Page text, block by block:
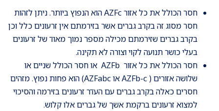
חסר הכולל את כל אזור AZFc הוא הנפוץ ביותר. ניתן לזהות
חסר מסוג זה בקרב גברים אשר בזירמתם אין זרעונים כלל וכן
בקרב גברים שזירמתם מכילה מספר נמוך מאוד של זרעונים
בעלי כושר תנועה לקוי וצורה לא תקינה.
חסר הכולל את כל אזור AZFb או חסר הכולל שניים או
שלושה אזורים ( AZFb-c או AZFabc) הוא פחות נפוץ. מזהים
חסרים כאלה בקרב גברים עם העדר זרעונים בזירמה והסיכוי
למצוא זרעונים ברקמת אשך של גברים אלו קלוש.